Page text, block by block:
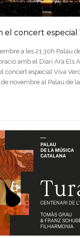
el concert especial
a les 21.30h Palau
amb el Diari Ara Els
concert especial Viva
novembre al Palau de